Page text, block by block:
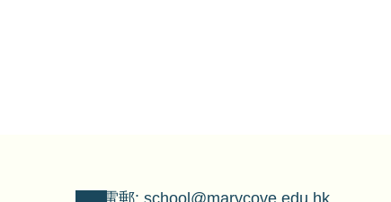
電郵: school@marycove.edu.hk